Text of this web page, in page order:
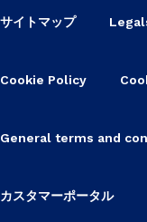
サイトマップ
Cookie Policy
General terms and
カスタマーポータル